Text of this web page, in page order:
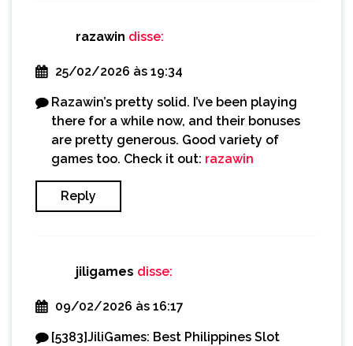
razawin disse:
25/02/2026 às 19:34
Razawin’s pretty solid. I’ve been playing
there for a while now, and their bonuses
are pretty generous. Good variety of
games too. Check it out: razawin
Reply
jiligames disse:
09/02/2026 às 16:17
[5383]JiliGames: Best Philippines Slot